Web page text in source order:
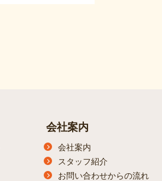
会社案内
会社案内
スタッフ紹介
お問い合わせからの流れ